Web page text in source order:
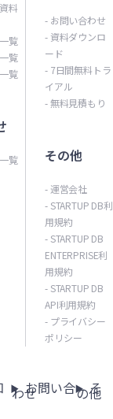
料
覧
覧
覧
覧
- お問い合わせ
- 資料ダウンロ
ード
- 7日間無料トラ
イアル
- 無料見積もり
その他
- 運営会社
- STARTUP DB利
用規約
- STARTUP DB
ENTERPRISE利
用規約
- STARTUP DB
API利用規約
- プライバシー
ポリシー
お問い合
わせ そ
の他